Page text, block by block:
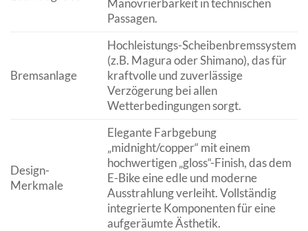
Manövrierbarkeit in technischen
Passagen.
Bremsanlage
Hochleistungs-Scheibenbremssystem
(z.B. Magura oder Shimano), das für
kraftvolle und zuverlässige
Verzögerung bei allen
Wetterbedingungen sorgt.
Design-
Merkmale
Elegante Farbgebung
„midnight/copper“ mit einem
hochwertigen „gloss“-Finish, das dem
E-Bike eine edle und moderne
Ausstrahlung verleiht. Vollständig
integrierte Komponenten für eine
aufgeräumte Ästhetik.